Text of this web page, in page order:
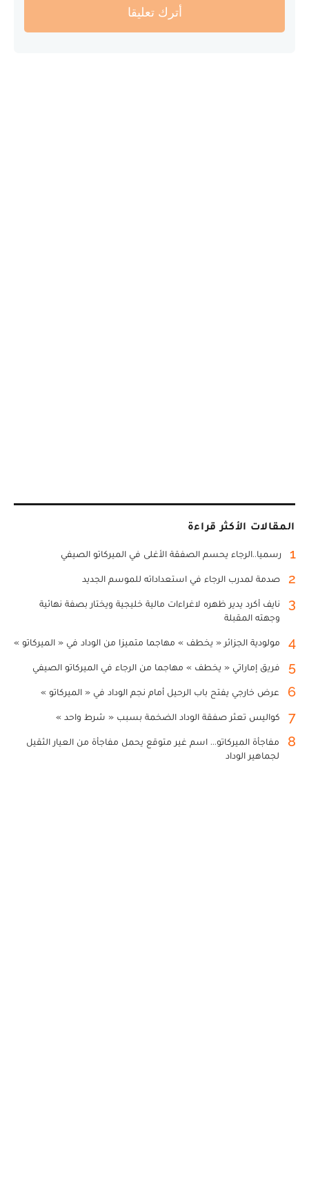
أترك تعليقا
المقالات الأكثر قراءة
1 رسميا..الرجاء يحسم الصفقة الأغلى في الميركاتو الصيفي
2 صدمة لمدرب الرجاء في استعداداته للموسم الجديد
3
نايف أكرد يدير ظهره لاغراءات مالية خليجية ويختار بصفة نهائية
وجهته المقبلة
4 مولودية الجزائر « يخطف » مهاجما متميزا من الوداد في « الميركاتو »
5 فريق إماراتي « يخطف » مهاجما من الرجاء في الميركاتو الصيفي
6 عرض خارجي يفتح باب الرحيل أمام نجم الوداد في « الميركاتو »
7 كواليس تعثر صفقة الوداد الضخمة بسبب « شرط واحد »
8
مفاجأة الميركاتو... اسم غير متوقع يحمل مفاجأة من العيار الثقيل
لجماهير الوداد